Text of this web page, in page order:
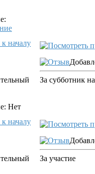
началу
Нет
За субботник
началу
За участие